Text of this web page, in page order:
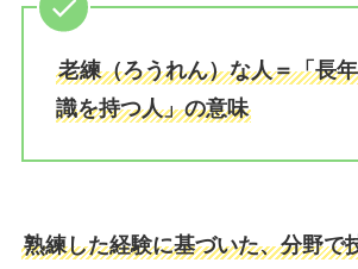
老練（ろうれん）な人＝「長
識を持つ人」の意味
熟練した経験に基づいた、分野で